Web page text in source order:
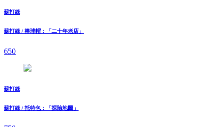
蘇打綠
蘇打綠 / 棒球帽：「二十年老店」
650
蘇打綠
蘇打綠 / 托特包：「探險地圖」